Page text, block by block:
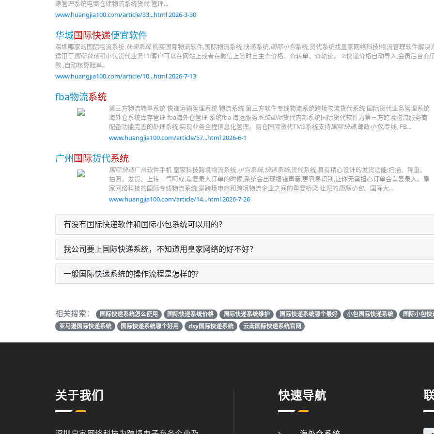
递管理系统电商仓储物流系统货代 管理...
www.huangjia100.com/article/33...html 2026-3-30
华城国际快递便宜软件
深圳哪家的国际物流系统,快递系统购买国际物流软件,国际物流系统,快递系统,国际小包系统,货代系统找皇家网络科技!物流管理软件解决
适用于国际快递和小包货代业务! 1:客户可以在网站上或者在微信上随时自主查价格、查转单、查轨迹。 2:快递价格自动导入,会员后台充
款 ,自动核算账单。
www.huangjia100.com/article/10...html 2026-7-13
fba物流系统
第三方物流转单系统 快递运输管理系统 物流系统 第三方软件专线物流系统跨境物流货代系统 国际货代业务管理系统
海外仓系统库存管理 fba海外仓管理 系统fba 海运服务系统国际货代内部系统国际货代软件为第三方跨境物流服务商
配备功能完善的处理系统,实现业务全程信息化管理。易仓国际货代TMS系统支持国际快递,邮政小包,专线, FB...
www.huangjia100.com/article/57...html 2026-6-1
广州国际货代系统
国际快递广州软件手机 皇家科技跨境物流系统,小包系统,快递系统,货代系统,具有精心设计的发货功能:扫描、称重、
拍照、发货、上传一气呵成,重复录入订单的时候,系统会出现报错声音,更容易识别,让你无需担心订单会重复录入。皇
家网络科技的国际专线物流系统,是跨境电商和跨境物流企业之间的重要桥梁,让您的国际小包、国际大...
www.huangjia100.com/article/14...html 2026-7-26
有没有国际快递软件和国际小包系统可以用的？
我公司要上国际快递系统，不知道用皇家网络的好不好？
一般国际快递系统的操作流程是怎样的?
相关搜索： 国际快递系统怎么使用 国际快递系统价格 国际快递系统维护 国际快递系统哪个最好 小包国际快递系统
国际小包快
亚马逊国际快递系统
国际快递系统哪个好用 dsy国际快递系统 云南国际快递系统官网
关于我们 快速导航